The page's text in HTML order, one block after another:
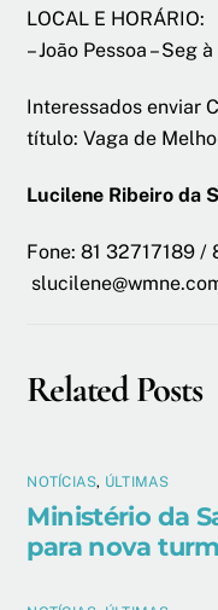
LOCAL E HORÁRIO:
– João Pessoa – Seg
Interessados enviar
título: Vaga de
Lucilene Ribeiro da
Fone: 81 32717189 /
Related Posts
NOTÍCIAS, ÚLTIMAS
Ministério da
para nova